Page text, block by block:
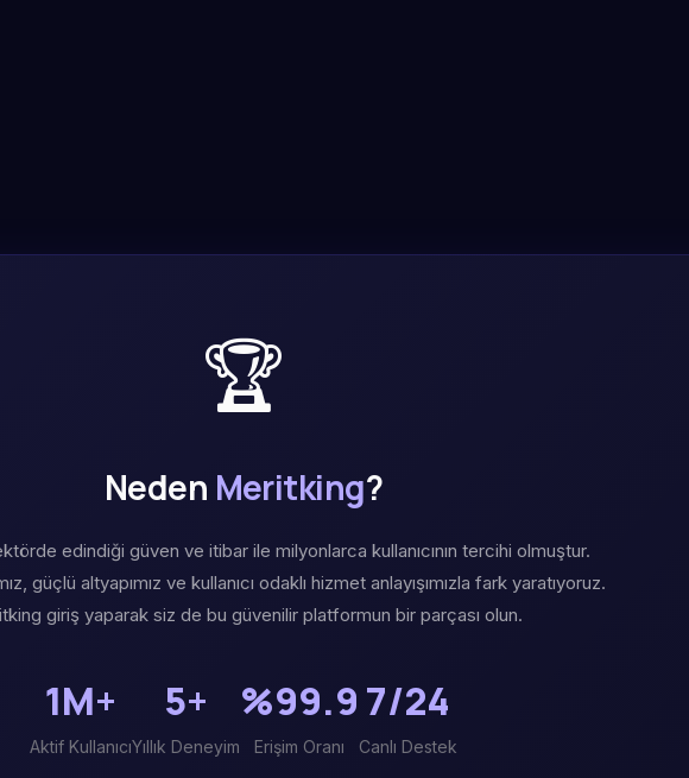
🏆
Neden Meritking?
edindiği güven ve itibar ile milyonlarca kullanıcının tercihi olmuştur.
güçlü altyapımız ve kullanıcı odaklı hizmet anlayışımızla fark yaratıyoruz.
giriş yaparak siz de bu güvenilir platformun bir parçası olun.
1M+
Aktif Kullanıcı
5+
Yıllık Deneyim
%99.9
Erişim Oranı
7/24
Canlı Destek